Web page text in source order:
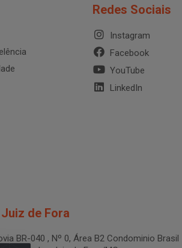
Redes Sociais
Instagram
Facebook
YouTube
LinkedIn
Juiz de Fora
BR-040 , Nº 0, Área B2 Condominio Brasil